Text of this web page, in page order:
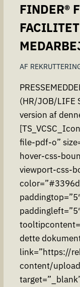
FINDER®
AF
(HR/JOB/LIFE
version af
file-pdf-o”
hover-css-
viewport-css-
dette
link=”https://
content/